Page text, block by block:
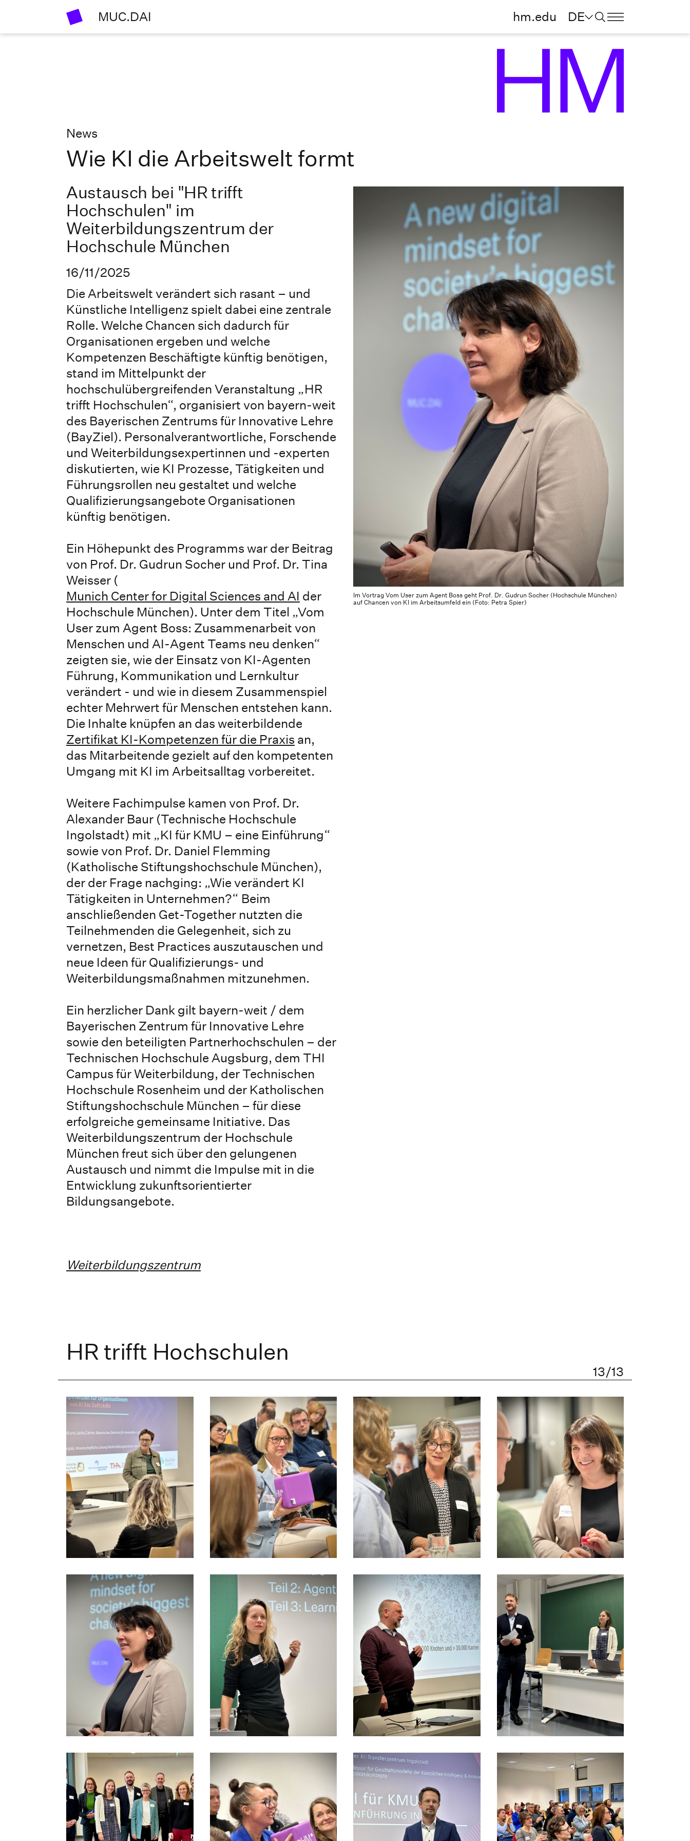
MUC.DAI hm.edu DE
News
Wie KI die Arbeitswelt formt
Im Vortrag Vom User zum Agent Boss geht Prof. Dr. Gudrun Socher (Hochschule München)
auf Chancen von KI im Arbeitsumfeld ein (Foto: Petra Spier)
Austausch bei "HR trifft
Hochschulen" im
Weiterbildungszentrum der
Hochschule München
16/11/2025
Die Arbeitswelt verändert sich rasant – und
Künstliche Intelligenz spielt dabei eine zentrale
Rolle. Welche Chancen sich dadurch für
Organisationen ergeben und welche
Kompetenzen Beschäftigte künftig benötigen,
stand im Mittelpunkt der
hochschulübergreifenden Veranstaltung „HR
trifft Hochschulen“, organisiert von bayern-weit
des Bayerischen Zentrums für Innovative Lehre
(BayZiel). Personalverantwortliche, Forschende
und Weiterbildungsexpertinnen und -experten
diskutierten, wie KI Prozesse, Tätigkeiten und
Führungsrollen neu gestaltet und welche
Qualifizierungsangebote Organisationen
künftig benötigen.
Ein Höhepunkt des Programms war der Beitrag
von Prof. Dr. Gudrun Socher und Prof. Dr. Tina
Weisser (
Munich Center for Digital Sciences and AI der
Hochschule München). Unter dem Titel „Vom
User zum Agent Boss: Zusammenarbeit von
Menschen und AI-Agent Teams neu denken“
zeigten sie, wie der Einsatz von KI-Agenten
Führung, Kommunikation und Lernkultur
verändert - und wie in diesem Zusammenspiel
echter Mehrwert für Menschen entstehen kann.
Die Inhalte knüpfen an das weiterbildende
Zertifikat KI-Kompetenzen für die Praxis an,
das Mitarbeitende gezielt auf den kompetenten
Umgang mit KI im Arbeitsalltag vorbereitet.
Weitere Fachimpulse kamen von Prof. Dr.
Alexander Baur (Technische Hochschule
Ingolstadt) mit „KI für KMU – eine Einführung“
sowie von Prof. Dr. Daniel Flemming
(Katholische Stiftungshochschule München),
der der Frage nachging: „Wie verändert KI
Tätigkeiten in Unternehmen?“ Beim
anschließenden Get-Together nutzten die
Teilnehmenden die Gelegenheit, sich zu
vernetzen, Best Practices auszutauschen und
neue Ideen für Qualifizierungs- und
Weiterbildungsmaßnahmen mitzunehmen.
Ein herzlicher Dank gilt bayern-weit / dem
Bayerischen Zentrum für Innovative Lehre
sowie den beteiligten Partnerhochschulen – der
Technischen Hochschule Augsburg, dem THI
Campus für Weiterbildung, der Technischen
Hochschule Rosenheim und der Katholischen
Stiftungshochschule München – für diese
erfolgreiche gemeinsame Initiative. Das
Weiterbildungszentrum der Hochschule
München freut sich über den gelungenen
Austausch und nimmt die Impulse mit in die
Entwicklung zukunftsorientierter
Bildungsangebote.
Weiterbildungszentrum
HR trifft Hochschulen
13/13